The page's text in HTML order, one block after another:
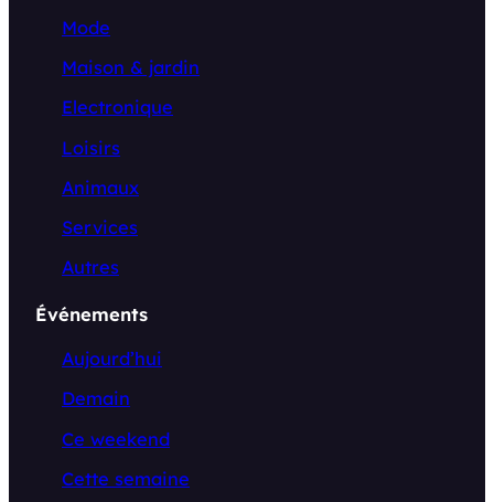
Mode
Maison & jardin
Electronique
Loisirs
Animaux
Services
Autres
Événements
Aujourd’hui
Demain
Ce weekend
Cette semaine